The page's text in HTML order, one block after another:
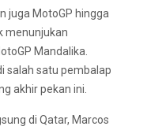
juga MotoGP hingga
menunjukan
Mandalika.
salah satu pembalap
akhir pekan ini.
di Qatar, Marcos